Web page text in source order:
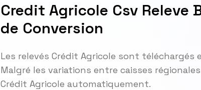
Credit Agricole Csv Releve
de Conversion
Les relevés Crédit Agricole sont téléchargés
Malgré les variations entre caisses
Crédit Agricole automatiquement.